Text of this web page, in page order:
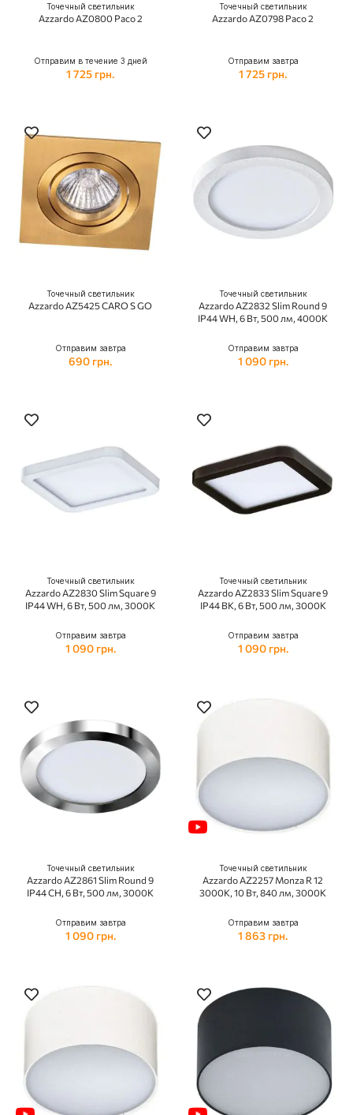
Точечный светильник
Azzardo AZ0800 Paco 2
Отправим в течение 3 дней
1 725 грн.
Точечный светильник
Azzardo AZ0798 Paco 2
Отправим завтра
1 725 грн.
Точечный светильник
Azzardo AZ5425 CARO S GO
Отправим завтра
690 грн.
Точечный светильник
Azzardo AZ2832 Slim Round 9
IP44 WH, 6 Вт, 500 лм, 4000K
Отправим завтра
1 090 грн.
Точечный светильник
Azzardo AZ2830 Slim Square 9
IP44 WH, 6 Вт, 500 лм, 3000K
Отправим завтра
1 090 грн.
Точечный светильник
Azzardo AZ2833 Slim Square 9
IP44 BK, 6 Вт, 500 лм, 3000K
Отправим завтра
1 090 грн.
Точечный светильник
Azzardo AZ2861 Slim Round 9
IP44 CH, 6 Вт, 500 лм, 3000K
Отправим завтра
1 090 грн.
Точечный светильник
Azzardo AZ2257 Monza R 12
3000K, 10 Вт, 840 лм, 3000K
Отправим завтра
1 863 грн.